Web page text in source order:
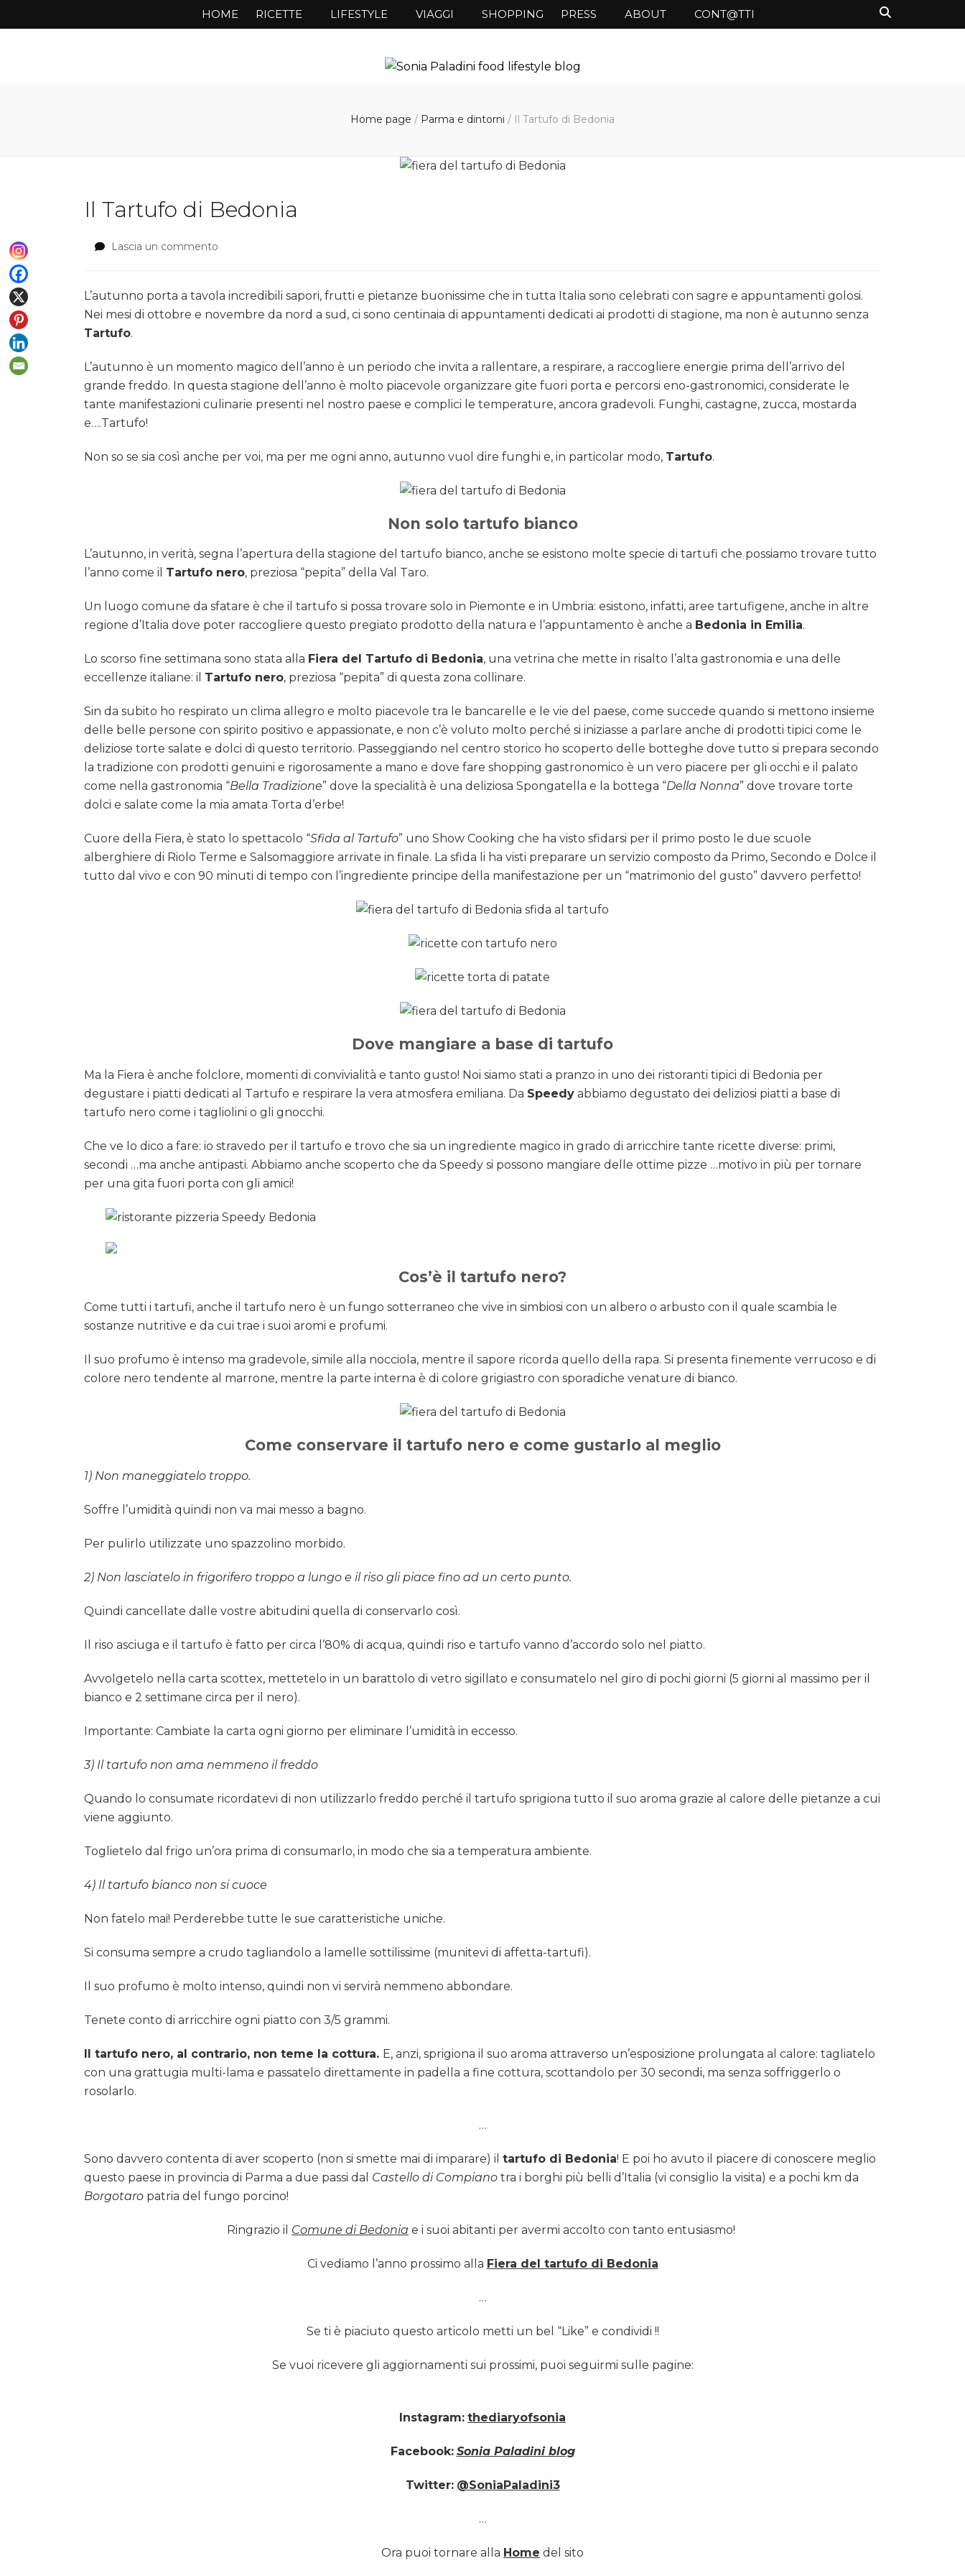
HOME RICETTE LIFESTYLE VIAGGI SHOPPING PRESS ABOUT CONT@TTI
Home page / Parma e dintorni / Il Tartufo di Bedonia
Il Tartufo di Bedonia
Lascia un commento
di
Bedonia
L’autunno porta a tavola incredibili sapori, frutti e pietanze buonissime che in tutta Italia sono celebrati con sagre e appuntamenti golosi.
Nei mesi di ottobre e novembre da nord a sud, ci sono centinaia di appuntamenti dedicati ai prodotti di stagione, ma non è autunno senza
Tartufo.
L’autunno è un momento magico dell’anno è un periodo che invita a rallentare, a respirare, a raccogliere energie prima dell’arrivo del
grande freddo. In questa stagione dell’anno è molto piacevole organizzare gite fuori porta e percorsi eno-gastronomici, considerate le
tante manifestazioni culinarie presenti nel nostro paese e complici le temperature, ancora gradevoli. Funghi, castagne, zucca, mostarda
e….Tartufo!
Non so se sia così anche per voi, ma per me ogni anno, autunno vuol dire funghi e, in particolar modo, Tartufo.
Non solo tartufo bianco
L’autunno, in verità, segna l’apertura della stagione del tartufo bianco, anche se esistono molte specie di tartufi che possiamo trovare tutto
l’anno come il Tartufo nero, preziosa “pepita” della Val Taro.
Un luogo comune da sfatare è che il tartufo si possa trovare solo in Piemonte e in Umbria: esistono, infatti, aree tartufigene, anche in altre
regione d’Italia dove poter raccogliere questo pregiato prodotto della natura e l’appuntamento è anche a Bedonia in Emilia.
Lo scorso fine settimana sono stata alla Fiera del Tartufo di Bedonia, una vetrina che mette in risalto l’alta gastronomia e una delle
eccellenze italiane: il Tartufo nero, preziosa “pepita” di questa zona collinare.
Sin da subito ho respirato un clima allegro e molto piacevole tra le bancarelle e le vie del paese, come succede quando si mettono insieme
delle belle persone con spirito positivo e appassionate, e non c’è voluto molto perché si iniziasse a parlare anche di prodotti tipici come le
deliziose torte salate e dolci di questo territorio. Passeggiando nel centro storico ho scoperto delle botteghe dove tutto si prepara secondo
la tradizione con prodotti genuini e rigorosamente a mano e dove fare shopping gastronomico è un vero piacere per gli occhi e il palato
come nella gastronomia “Bella Tradizione” dove la specialità è una deliziosa Spongatella e la bottega “Della Nonna” dove trovare torte
dolci e salate come la mia amata Torta d’erbe!
Cuore della Fiera, è stato lo spettacolo “Sfida al Tartufo” uno Show Cooking che ha visto sfidarsi per il primo posto le due scuole
alberghiere di Riolo Terme e Salsomaggiore arrivate in finale. La sfida li ha visti preparare un servizio composto da Primo, Secondo e Dolce il
tutto dal vivo e con 90 minuti di tempo con l’ingrediente principe della manifestazione per un “matrimonio del gusto” davvero perfetto!
Dove mangiare a base di tartufo
Ma la Fiera è anche folclore, momenti di convivialità e tanto gusto! Noi siamo stati a pranzo in uno dei ristoranti tipici di Bedonia per
degustare i piatti dedicati al Tartufo e respirare la vera atmosfera emiliana. Da Speedy abbiamo degustato dei deliziosi piatti a base di
tartufo nero come i tagliolini o gli gnocchi.
Che ve lo dico a fare: io stravedo per il tartufo e trovo che sia un ingrediente magico in grado di arricchire tante ricette diverse: primi,
secondi …ma anche antipasti. Abbiamo anche scoperto che da Speedy si possono mangiare delle ottime pizze …motivo in più per tornare
per una gita fuori porta con gli amici!
Cos’è il tartufo nero?
Come tutti i tartufi, anche il tartufo nero è un fungo sotterraneo che vive in simbiosi con un albero o arbusto con il quale scambia le
sostanze nutritive e da cui trae i suoi aromi e profumi.
Il suo profumo è intenso ma gradevole, simile alla nocciola, mentre il sapore ricorda quello della rapa. Si presenta finemente verrucoso e di
colore nero tendente al marrone, mentre la parte interna è di colore grigiastro con sporadiche venature di bianco.
Come conservare il tartufo nero e come gustarlo al meglio
1) Non maneggiatelo troppo.
Soffre l’umidità quindi non va mai messo a bagno.
Per pulirlo utilizzate uno spazzolino morbido.
2) Non lasciatelo in frigorifero troppo a lungo e il riso gli piace fino ad un certo punto.
Quindi cancellate dalle vostre abitudini quella di conservarlo così.
Il riso asciuga e il tartufo è fatto per circa l’80% di acqua, quindi riso e tartufo vanno d’accordo solo nel piatto.
Avvolgetelo nella carta scottex, mettetelo in un barattolo di vetro sigillato e consumatelo nel giro di pochi giorni (5 giorni al massimo per il
bianco e 2 settimane circa per il nero).
Importante: Cambiate la carta ogni giorno per eliminare l’umidità in eccesso.
3) Il tartufo non ama nemmeno il freddo
Quando lo consumate ricordatevi di non utilizzarlo freddo perché il tartufo sprigiona tutto il suo aroma grazie al calore delle pietanze a cui
viene aggiunto.
Toglietelo dal frigo un’ora prima di consumarlo, in modo che sia a temperatura ambiente.
4) Il tartufo bianco non si cuoce
Non fatelo mai! Perderebbe tutte le sue caratteristiche uniche.
Si consuma sempre a crudo tagliandolo a lamelle sottilissime (munitevi di affetta-tartufi).
Il suo profumo è molto intenso, quindi non vi servirà nemmeno abbondare.
Tenete conto di arricchire ogni piatto con 3/5 grammi.
Il tartufo nero, al contrario, non teme la cottura. E, anzi, sprigiona il suo aroma attraverso un’esposizione prolungata al calore: tagliatelo
con una grattugia multi-lama e passatelo direttamente in padella a fine cottura, scottandolo per 30 secondi, ma senza soffriggerlo o
rosolarlo.
…
Sono davvero contenta di aver scoperto (non si smette mai di imparare) il tartufo di Bedonia! E poi ho avuto il piacere di conoscere meglio
questo paese in provincia di Parma a due passi dal Castello di Compiano tra i borghi più belli d’Italia (vi consiglio la visita) e a pochi km da
Borgotaro patria del fungo porcino!
Ringrazio il Comune di Bedonia e i suoi abitanti per avermi accolto con tanto entusiasmo!
Ci vediamo l’anno prossimo alla Fiera del tartufo di Bedonia
…
Se ti è piaciuto questo articolo metti un bel “Like” e condividi !!
Se vuoi ricevere gli aggiornamenti sui prossimi, puoi seguirmi sulle pagine:
Instagram: thediaryofsonia
Facebook: Sonia Paladini blog
Twitter: @SoniaPaladini3
…
Ora puoi tornare alla Home del sito